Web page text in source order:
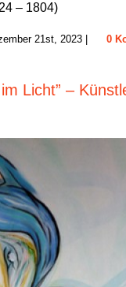
– 1804)
21st, 2023 | 0
Licht” –